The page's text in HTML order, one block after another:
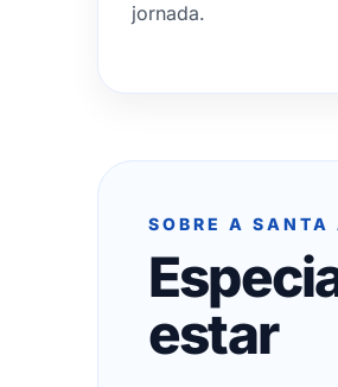
jornada.
SOBRE A SANTA
estar